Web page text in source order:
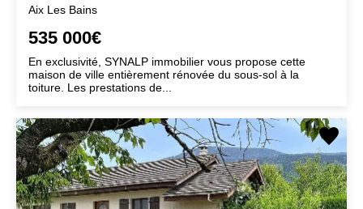
Aix Les Bains
535 000€
En exclusivité, SYNALP immobilier vous propose cette
maison de ville entièrement rénovée du sous-sol à la
toiture. Les prestations de...